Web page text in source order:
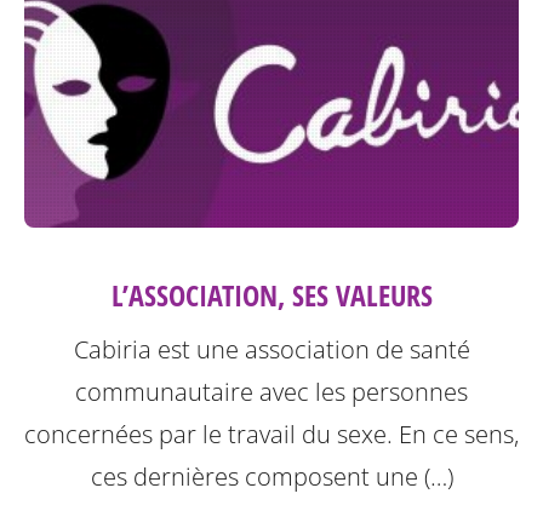
L’ASSOCIATION, SES VALEURS
Cabiria est une association de santé
communautaire avec les personnes
concernées par le travail du sexe. En ce sens,
ces dernières composent une (…)